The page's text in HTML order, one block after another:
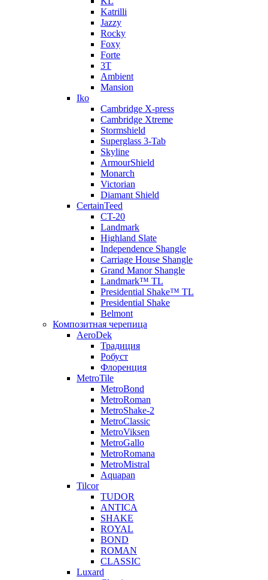
Katrilli
Jazzy
Rocky
Foxy
Forte
3T
Ambient
Mansion
Iko
Cambridge X-press
Cambridge Xtreme
Stormshield
Superglass 3-Tab
Skyline
ArmourShield
Monarch
Victorian
Diamant Shield
CertainTeed
CT-20
Landmark
Highland Slate
Independence Shangle
Carriage House Shangle
Grand Manor Shangle
Landmark™ TL
Presidential Shake™ TL
Presidential Shake
Belmont
Композитная черепица
AeroDek
Традиция
Робуст
Флоренция
MetroTile
MetroBond
MetroRoman
MetroShake-2
MetroClassic
MetroViksen
MetroGallo
MetroRomana
MetroMistral
Aquapan
Tilcor
TUDOR
ANTICA
SHAKE
ROYAL
BOND
ROMAN
CLASSIC
Luxard